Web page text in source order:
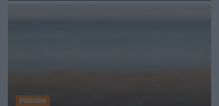
POGODA